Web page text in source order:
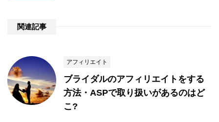
関連記事
アフィリエイト
ブライダルのアフィリエイトをする
方法・ASPで取り扱いがあるのはど
こ?